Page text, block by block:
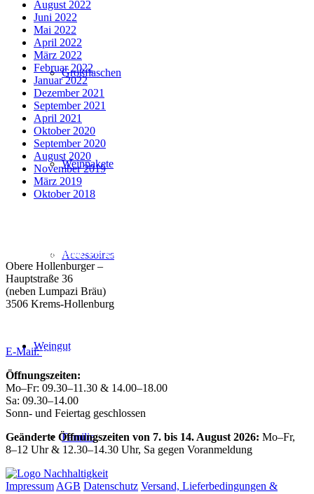
Großflaschen
Weinpakete
Accessoires
Weingut
Familie
August 2022
Juni 2022
Mai 2022
April 2022
März 2022
Februar 2022
Januar 2022
Dezember 2021
September 2021
April 2021
Oktober 2020
September 2020
August 2020
November 2019
März 2019
Oktober 2018
Büro/Weinkeller/Verkauf:
Obere Hollenburger –
Hauptstraße 36
(neben Lumpazi Bräu)
3506 Krems-Hollenburg
E-Mail:weingut@forstreiter.at
Öffnungszeiten:
Mo–Fr: 09.30–11.30 & 14.00–18.00
Sa: 09.30–14.00
Sonn- und Feiertag geschlossen
Geänderte Öffnungszeiten von 7. bis 14. August 2026: Mo–Fr,
8–12 Uhr & 12.30–14.30 Uhr, Sa gegen Voranmeldung
Impressum AGB Datenschutz Versand, Lieferbedingungen &